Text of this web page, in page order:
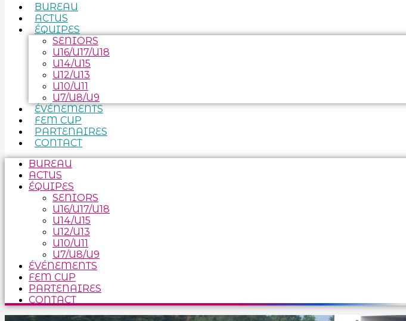
BUREAU
ACTUS
ÉQUIPES
SENIORS
U16/U17/U18
U14/U15
U12/U13
U10/U11
U7/U8/U9
ÉVÉNEMENTS
FEM CUP
PARTENAIRES
CONTACT
BUREAU
ACTUS
ÉQUIPES
SENIORS
U16/U17/U18
U14/U15
U12/U13
U10/U11
U7/U8/U9
ÉVÉNEMENTS
FEM CUP
PARTENAIRES
CONTACT